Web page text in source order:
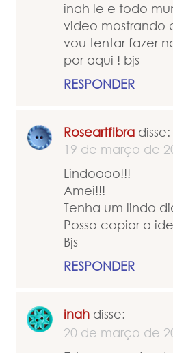
inah le e todo
video mostrando
vou tentar fazer
por aqui ! bjs
RESPONDER
Roseartfibra disse:
19 de março de
Lindoooo!!!
Amei!!!
Tenha um lindo
Posso copiar a
Bjs
RESPONDER
inah disse:
20 de março de